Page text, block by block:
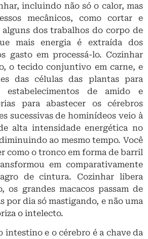
incluindo não só o calor, mas
mecânicos, como cortar e
dos trabalhos do corpo de
mais energia é extraída dos
gasto em processá-lo. Cozinhar
o tecido conjuntivo em carne, e
das células das plantas para
de amido e
para abastecer os cérebros
sucessivas de hominídeos veio à
alta intensidade energética no
ao mesmo tempo. Você
como o tronco em forma de barril
em comparativamente
de cintura. Cozinhar libera
os grandes macacos passam de
por dia só mastigando, e não uma
o intelecto.
intestino e o cérebro é a chave da